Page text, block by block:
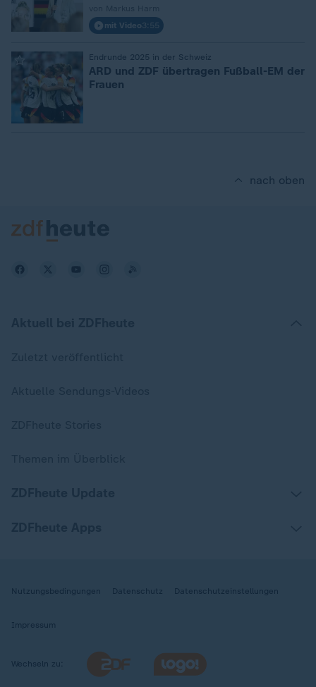
mit Video3:55
Endrunde 2025 in der Schweiz
ARD und ZDF übertragen Fußball-EM der
Frauen
nach oben
Nutzungsbedingungen Datenschutz Datenschutzeinstellungen
Impressum
Wechseln zu: